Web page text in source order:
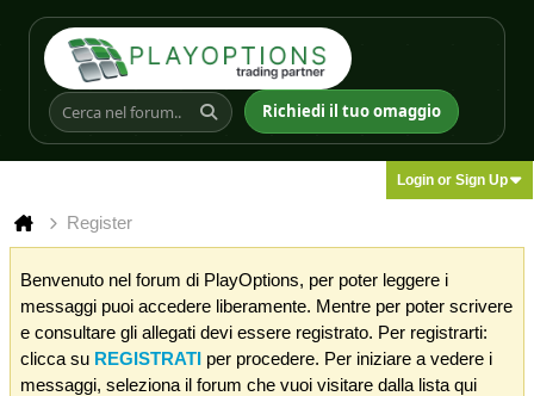
Richiedi il tuo omaggio
Login or Sign Up
Register
Benvenuto nel forum di PlayOptions, per poter leggere i
messaggi puoi accedere liberamente. Mentre per poter scrivere
e consultare gli allegati devi essere registrato. Per registrarti:
clicca su REGISTRATI per procedere. Per iniziare a vedere i
messaggi, seleziona il forum che vuoi visitare dalla lista qui